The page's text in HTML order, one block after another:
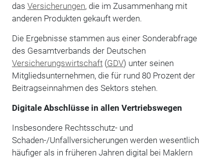
das Versicherungen, die im Zusammenhang mit
anderen Produkten gekauft werden.
Die Ergebnisse stammen aus einer Sonderabfrage
des Gesamtverbands der Deutschen
Versicherungswirtschaft(GDV) unter seinen
Mitgliedsunternehmen, die für rund 80 Prozent der
Beitragseinnahmen des Sektors stehen.
Digitale Abschlüsse in allen Vertriebswegen
Insbesondere Rechtsschutz- und
Schaden-/Unfallversicherungen werden wesentlich
häufiger als in früheren Jahren digital bei Maklern